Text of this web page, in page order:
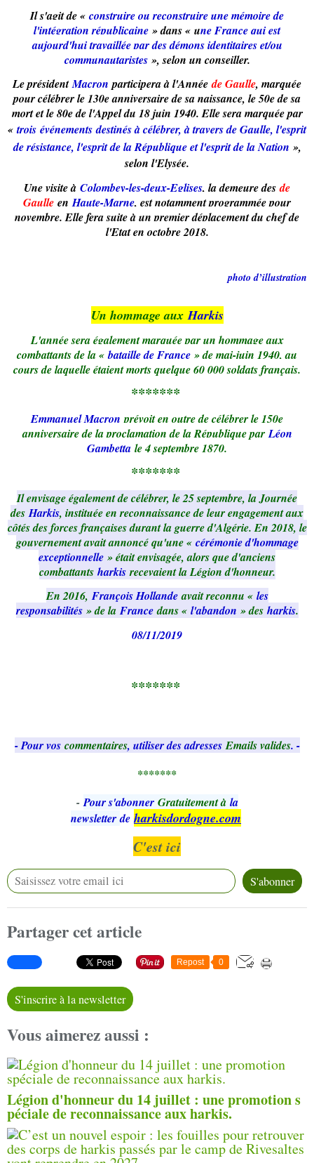
Il s'agit de « construire ou reconstruire une mémoire de
l'intégration républicaine » dans « une France qui est
aujourd'hui travaillée par des démons identitaires et/ou
communautaristes», selon un conseiller.
Le président Macron participera à l'Annéede Gaulle, marquée
pour célébrer le 130e anniversaire de sa naissance, le 50e de sa
mort et le 80e de l'Appel du 18 juin 1940. Elle sera marquée par
« trois événementsdestinés à célébrer, à travers de Gaulle, l'esprit
de résistance, l'esprit de la République et l'esprit de la Nation »,
selon l'Elysée.
Une visite à Colombey-les-deux-Eglises, la demeure des de
Gaulle en Haute-Marne, est notamment programmée pour
novembre. Elle fera suite à un premier déplacement du chef de
l'Etat en octobre 2018.
photo d’illustration
Un hommage auxHarkis
L'année sera également marquée par un hommage aux
combattants de la «bataille de France » de mai-juin 1940, au
cours de laquelle étaient morts quelque 60 000 soldats français.
*******
Emmanuel Macron prévoit en outre de célébrer le 150e
anniversaire de la proclamation de la République parLéon
Gambetta le 4 septembre 1870.
*******
Il envisage également de célébrer, le 25 septembre, la Journée
desHarkis, instituée en reconnaissance de leur engagement aux
côtés des forces françaises durant la guerre d'Algérie. En 2018, le
gouvernement avait annoncé qu'une « cérémonie d'hommage
exceptionnelle » était envisagée, alors que d'anciens
combattants harkisrecevaient la Légion d'honneur.
En 2016, François Hollandeavait reconnu « les
responsabilités » de la Francedans « l'abandon » des harkis.
08/11/2019
*******
- Pour vos commentaires, utiliser des adressesEmails valides. -
*******
- Pour s'abonner Gratuitement à la
newsletter de harkisdordogne.com
C'est ici
Partager cet article
Repost 0
S'inscrire à la newsletter
Vous aimerez aussi :
Légion d'honneur du 14 juillet : une promotion s
péciale de reconnaissance aux harkis.